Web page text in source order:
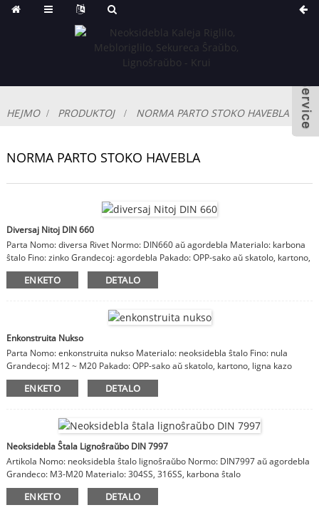
HEJMO PRODUKTOJ NORMA PARTO STOKO HAVEBLA
NORMA PARTO STOKO HAVEBLA
Diversaj Nitoj DIN 660
Parta Nomo: diversa Rivet Normo: DIN660 aŭ agordebla Materialo: karbona
ŝtalo Fino: zinko Grandecoj: agordebla Pakado: OPP-sako aŭ skatolo, kartono,
ligna kazo Rimarkoj: materialo, finpoluro, grandecoj estas agordeblaj
ENKETO DETALO
Enkonstruita Nukso
Parta Nomo: enkonstruita nukso Materialo: neoksidebla ŝtalo Fino: nula
Grandecoj: M12 ~ M20 Pakado: OPP-sako aŭ skatolo, kartono, ligna kazo
Rimarkoj: materialo, finpoluro, grandecoj estas agordeblaj
ENKETO DETALO
Neoksidebla Ŝtala Lignoŝraŭbo DIN 7997
Artikola Nomo: neoksidebla ŝtalo lignoŝraŭbo Normo: DIN7997 aŭ agordebla
Grandeco: M3-M20 Materialo: 304SS, 316SS, karbona ŝtalo
ENKETO DETALO